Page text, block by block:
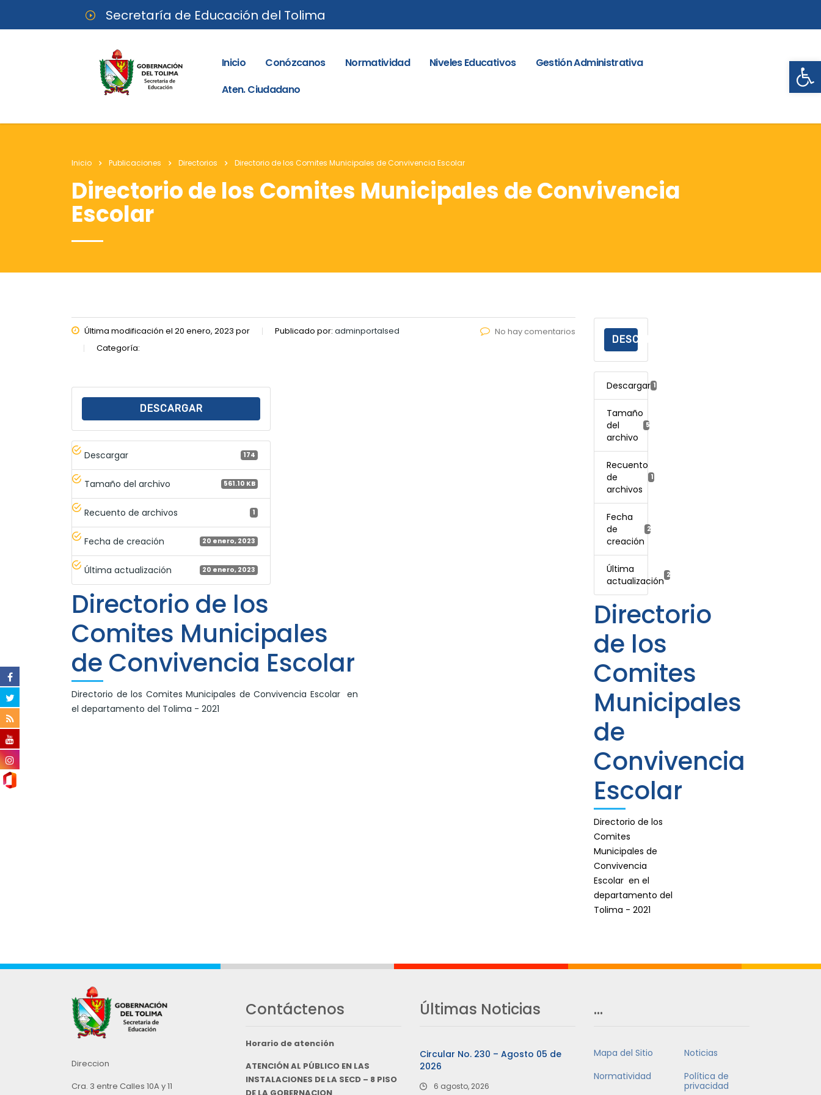
Secretaría de Educación del Tolima
Inicio Conózcanos Normatividad Niveles Educativos
Gestión Administrativa
Aten. Ciudadano
Inicio Publicaciones Directorios Directorio de los Comites Municipales de Convivencia Escolar
Directorio de los Comites Municipales de Convivencia
Escolar
Última modificación el 20 enero, 2023 por Publicado por: adminportalsed
Categoría:
No hay comentarios
DESCARGAR
Descargar 174
Tamaño del archivo 561.10 KB
Recuento de archivos 1
Fecha de creación 20 enero, 2023
Última actualización 20 enero, 2023
Directorio de los
Comites Municipales
de Convivencia Escolar
Directorio de los Comites Municipales de Convivencia Escolar en
el departamento del Tolima - 2021
DESCARGAR
Descargar 174
Tamaño
del
archivo
561.10 KB
Recuento
de
archivos
1
Fecha
de
creación
20 enero, 2023
Última
actualización
20 enero, 2023
Directorio
de los
Comites
Municipales
de
Convivencia
Escolar
Directorio de los
Comites
Municipales de
Convivencia
Escolar en el
departamento del
Tolima - 2021
Direccion
Cra. 3 entre Calles 10A y 11
Contáctenos
Horario de atención
ATENCIÓN AL PÚBLICO EN LAS
INSTALACIONES DE LA SECD – 8 PISO
Últimas Noticias
Circular No. 230 – Agosto 05 de
2026
6 agosto, 2026
…
Mapa del Sitio
Noticias
Normatividad
Política de
privacidad